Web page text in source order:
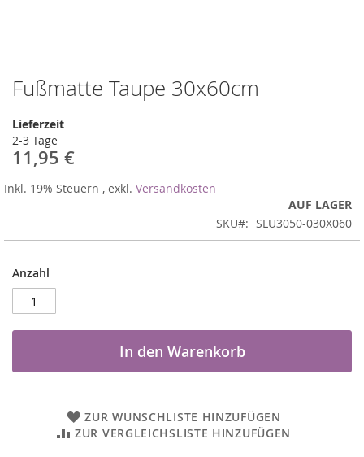
Fußmatte Taupe 30x60cm
Lieferzeit
2-3 Tage
11,95 €
Inkl. 19% Steuern , exkl. Versandkosten
AUF LAGER
SKU
SLU3050-030X060
Anzahl
In den Warenkorb
ZUR WUNSCHLISTE HINZUFÜGEN
ZUR VERGLEICHSLISTE HINZUFÜGEN
Zum
Anfang
der
Bildergalerie
springen